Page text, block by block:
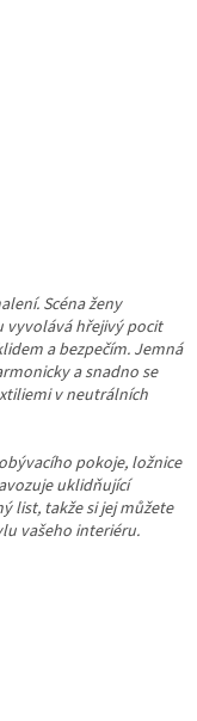
Scéna ženy
vyvolává hřejivý pocit
a bezpečím. Jemná
a snadno se
v neutrálních
pokoje, ložnice
uklidňující
list, takže si jej můžete
vašeho interiéru.